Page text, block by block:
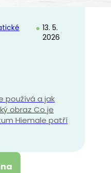
13. 5.
2026
používá a jak
obraz Co je
Hiemale patří